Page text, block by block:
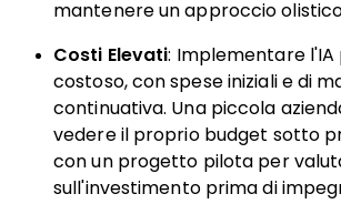
mantenere un approccio
Costi Elevati: Implementare l'IA
costoso, con spese iniziali e di
continuativa. Una piccola
vedere il proprio budget sotto
con un progetto pilota per
sull'investimento prima di